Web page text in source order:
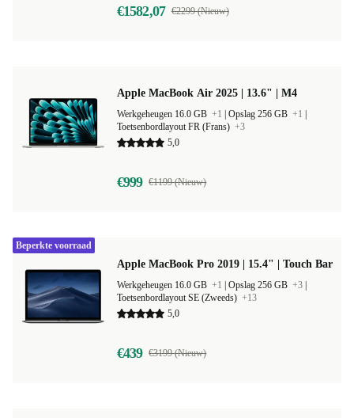
€1582,07 €2299 (Nieuw)
Apple MacBook Air 2025 | 13.6" | M4
Werkgeheugen 16.0 GB +1 Opslag 256 GB +1
Toetsenbordlayout FR (Frans) +3
5,0
€999 €1199 (Nieuw)
Apple MacBook Pro 2019 | 15.4" | Touch Bar
Werkgeheugen 16.0 GB +1 Opslag 256 GB +3
Toetsenbordlayout SE (Zweeds) +13
5,0
€439 €3199 (Nieuw)
Beperkte voorraad